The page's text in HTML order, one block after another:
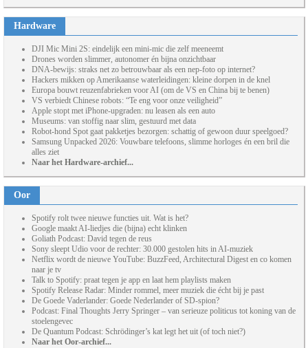
Hardware
DJI Mic Mini 2S: eindelijk een mini-mic die zelf meeneemt
Drones worden slimmer, autonomer én bijna onzichtbaar
DNA-bewijs: straks net zo betrouwbaar als een nep-foto op internet?
Hackers mikken op Amerikaanse waterleidingen: kleine dorpen in de knel
Europa bouwt reuzenfabrieken voor AI (om de VS en China bij te benen)
VS verbiedt Chinese robots: “Te eng voor onze veiligheid”
Apple stopt met iPhone-upgraden: nu leasen als een auto
Museums: van stoffig naar slim, gestuurd met data
Robot-hond Spot gaat pakketjes bezorgen: schattig of gewoon duur speelgoed?
Samsung Unpacked 2026: Vouwbare telefoons, slimme horloges én een bril die
alles ziet
Naar het Hardware-archief...
Oor
Spotify rolt twee nieuwe functies uit. Wat is het?
Google maakt AI-liedjes die (bijna) echt klinken
Goliath Podcast: David tegen de reus
Sony sleept Udio voor de rechter: 30.000 gestolen hits in AI-muziek
Netflix wordt de nieuwe YouTube: BuzzFeed, Architectural Digest en co komen
naar je tv
Talk to Spotify: praat tegen je app en laat hem playlists maken
Spotify Release Radar: Minder rommel, meer muziek die écht bij je past
De Goede Vaderlander: Goede Nederlander of SD-spion?
Podcast: Final Thoughts Jerry Springer – van serieuze politicus tot koning van de
stoelengevec
De Quantum Podcast: Schrödinger’s kat legt het uit (of toch niet?)
Naar het Oor-archief...